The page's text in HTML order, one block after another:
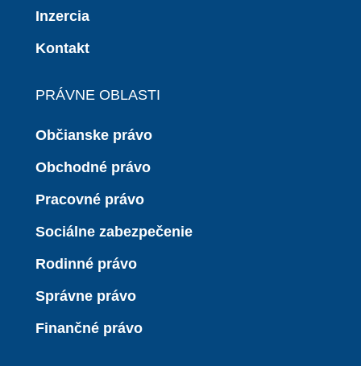
Inzercia
Kontakt
PRÁVNE OBLASTI
Občianske právo
Obchodné právo
Pracovné právo
Sociálne zabezpečenie
Rodinné právo
Správne právo
Finančné právo